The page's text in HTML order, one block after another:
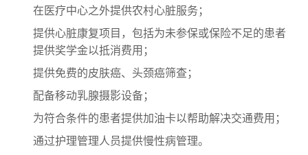
在医疗中心之外提供农村心脏服务；
提供心脏康复项目，包括为未参保或保险不足的患者
提供奖学金以抵消费用；
提供免费的皮肤癌、头颈癌筛查；
配备移动乳腺摄影设备；
为符合条件的患者提供加油卡以帮助解决交通费用；
通过护理管理人员提供慢性病管理。